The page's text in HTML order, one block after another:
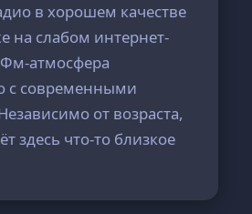
в хорошем качестве
на слабом интернет-
атмосфера
с современными
от возраста,
здесь что-то близкое